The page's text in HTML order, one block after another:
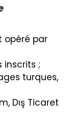
opéré par
inscrits ;
turques,
Dış Ticaret